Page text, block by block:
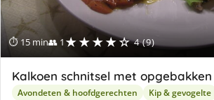
⏱ 15 min👥 1 ★★★★☆ 4 (9)
Kalkoen schnitsel met
Avondeten & hoofdgerechten Kip & gevogelte